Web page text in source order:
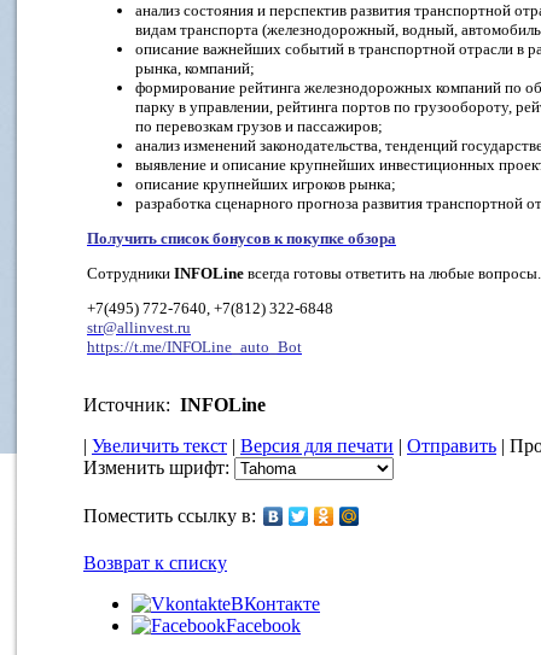
анализ состояния и перспектив развития транспортной
видам транспорта (железнодорожный, водный,
описание важнейших событий в транспортной отрасли в
рынка, компаний;
формирование рейтинга железнодорожных компаний по
парку в управлении, рейтинга портов по грузообороту,
по перевозкам грузов и пассажиров;
анализ изменений законодательства, тенденций
выявление и описание крупнейших инвестиционных
описание крупнейших игроков рынка;
разработка сценарного прогноза развития транспортной
Получить список бонусов к покупке обзора
Сотрудники INFOLine всегда готовы ответить на любые вопросы.
+7(495) 772-7640, +7(812) 322-6848
str@allinvest.ru
https://t.me/INFOLine_auto_Bot
Источник: INFOLine
| Увеличить текст | Версия для печати | Отправить |
Изменить шрифт:
Поместить ссылку в:
Возврат к списку
ВКонтакте
Facebook